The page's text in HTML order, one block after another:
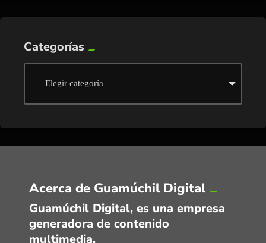
Categorías
Acerca de Guamúchil Digital
Guamúchil Digital, es una empresa
generadora de contenido
multimedia.